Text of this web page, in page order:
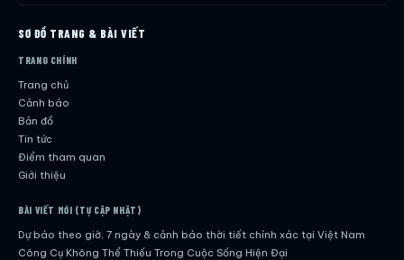
SƠ ĐỒ TRANG & BÀI VIẾT
TRANG CHÍNH
Trang chủ
Cảnh báo
Bản đồ
Tin tức
Điểm tham quan
Giới thiệu
BÀI VIẾT MỚI (TỰ CẬP NHẬT)
Dự báo theo giờ, 7 ngày & cảnh báo thời tiết chính xác tại Việt Nam
Công Cụ Không Thể Thiếu Trong Cuộc Sống Hiện Đại